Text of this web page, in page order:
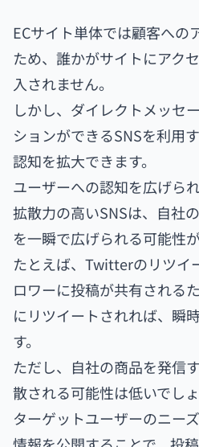
ECサイト単体では顧客への
ため、誰かがサイトにアク
入されません。
しかし、ダイレクトメッセ
ションができるSNSを利用
認知を拡大できます。
ユーザーへの認知を広げら
拡散力の高いSNSは、自社
を一瞬で広げられる可能性が
たとえば、Twitterのリツイ
ロワーに投稿が共有される
にリツイートされれば、瞬
す。
ただし、自社の商品を発信
散される可能性は低いでしょ
ターゲットユーザーのニー